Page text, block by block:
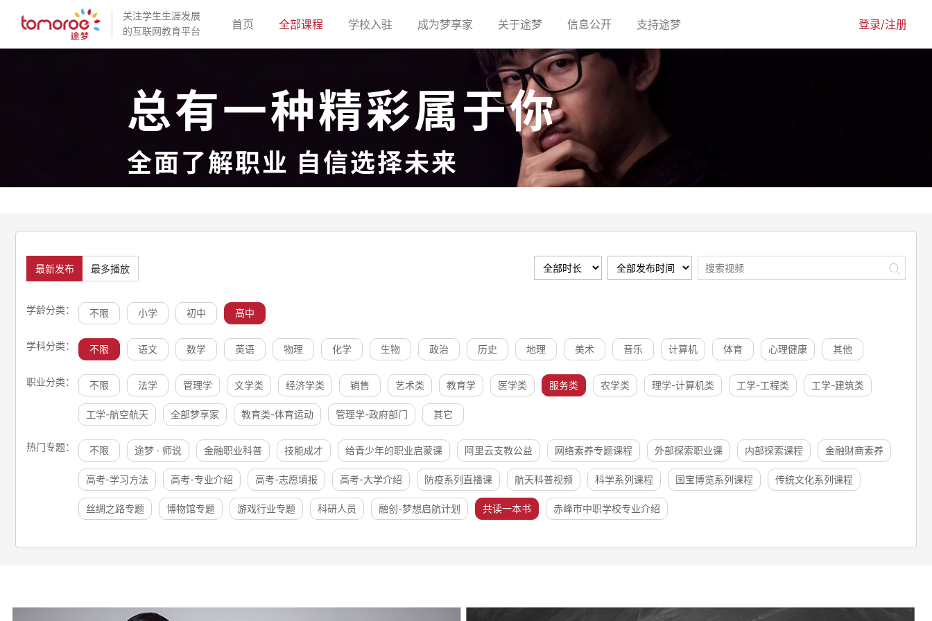
关注学生生涯发展
的互联网教育平台
首页(current)全部课程(current)学校入驻(current)成为梦享家(current)关于途梦(current)信息公开(current)支持途梦(current) 登录/注册
总有一种精彩属于你
全面了解职业 自信选择未来
最新发布 最多播放
学龄分类： 不限 小学 初中 高中
学科分类： 不限 语文 数学 英语 物理 化学 生物 政治 历史 地理 美术 音乐 计算机 体育 心理健康 其他
职业分类： 不限 法学 管理学 文学类 经济学类 销售 艺术类 教育学 医学类 服务类 农学类 理学-计算机类 工学-工程类 工学-建筑类
工学-航空航天 全部梦享家 教育类-体育运动 管理学-政府部门 其它
热门专题： 不限 途梦 · 师说 金融职业科普 技能成才 给青少年的职业启蒙课 阿里云支教公益 网络素养专题课程 外部探索职业课 内部探索课程 金融财商素养
高考-学习方法 高考-专业介绍 高考-志愿填报 高考-大学介绍 防疫系列直播课 航天科普视频 科学系列课程 国宝博览系列课程 传统文化系列课程
丝绸之路专题 博物馆专题 游戏行业专题 科研人员 融创-梦想启航计划 共读一本书 赤峰市中职学校专业介绍